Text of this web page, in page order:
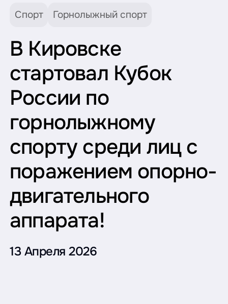
Спорт Горнолыжный спорт
В Кировске
стартовал Кубок
России по
горнолыжному
спорту среди лиц с
поражением опорно-
двигательного
аппарата!
13 Апреля 2026